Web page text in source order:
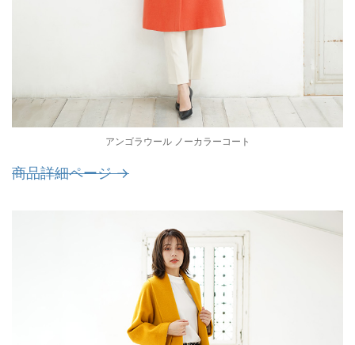
アンゴラウール ノーカラーコート
商品詳細ページ →